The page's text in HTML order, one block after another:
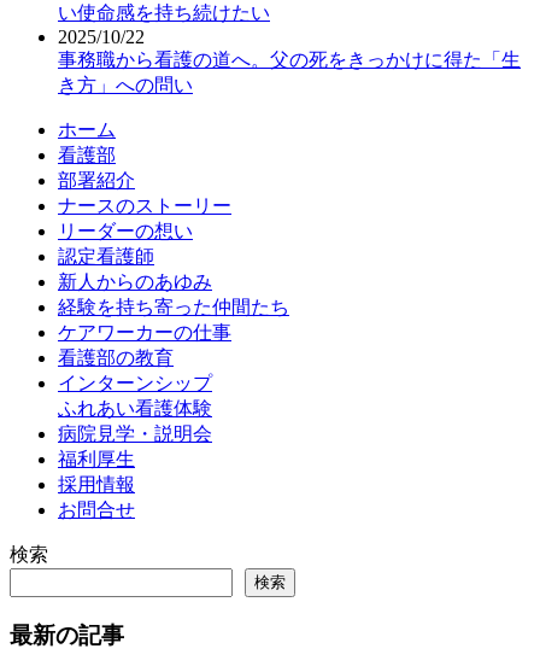
い使命感を持ち続けたい
2025/10/22
事務職から看護の道へ。父の死をきっかけに得た「生
き方」への問い
ホーム
看護部
部署紹介
ナースのストーリー
リーダーの想い
認定看護師
新人からのあゆみ
経験を持ち寄った仲間たち
ケアワーカーの仕事
看護部の教育
インターンシップ
ふれあい看護体験
病院見学・説明会
福利厚生
採用情報
お問合せ
検索
検索
最新の記事